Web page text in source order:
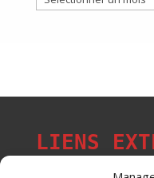
LIENS